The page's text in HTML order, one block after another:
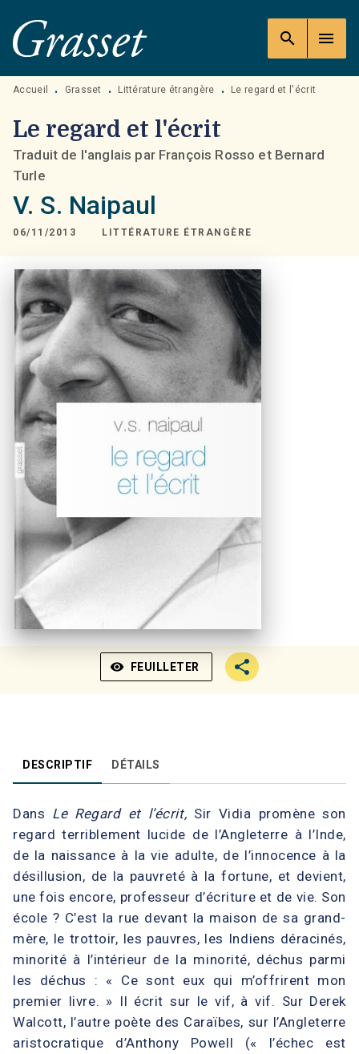
MENU RECHERCHE
PIED DE PAGE
search menu
Accueil • Grasset • Littérature étrangère • Le regard et l'écrit
Le regard et l'écrit
Traduit de l'anglais par François Rosso et Bernard
Turle
V. S. Naipaul
06/11/2013 LITTÉRATURE ÉTRANGÈRE
visibility FEUILLETER
DESCRIPTIF DÉTAILS
Dans Le Regard et l’écrit, Sir Vidia promène son
regard terriblement lucide de l’Angleterre à l’Inde,
de la naissance à la vie adulte, de l’innocence à la
désillusion, de la pauvreté à la fortune, et devient,
une fois encore, professeur d’écriture et de vie. Son
école ? C’est la rue devant la maison de sa grand-
mère, le trottoir, les pauvres, les Indiens déracinés,
minorité à l’intérieur de la minorité, déchus parmi
les déchus : « Ce sont eux qui m’offrirent mon
premier livre. » Il écrit sur le vif, à vif. Sur Derek
Walcott, l’autre poète des Caraïbes, sur l’Angleterre
aristocratique d’Anthony Powell (« l’échec est